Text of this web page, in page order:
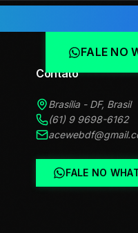
FALE NO
Contato
Brasília - DF, Brasil
(61) 9 9698-6162
FALE NO